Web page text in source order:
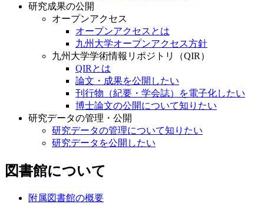
研究成果の公開
オープンアクセス
オープンアクセスとは
九州大学オープンアクセス方針
九州大学学術情報リポジトリ（QIR）
QIRとは
論文・成果を公開したい
刊行物（紀要・学会誌）を電子化したい
博士論文の公開について知りたい
研究データの管理・公開
研究データの管理について知りたい
研究データを公開したい
図書館について
附属図書館の概要